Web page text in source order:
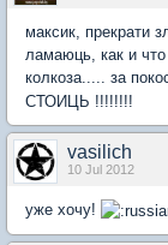
максик, прекрати
ламаюць, как и
колкоза..... за
СТОИЦЬ !!!!!!!!
vasilich
10 Jul 2012
уже хочу!